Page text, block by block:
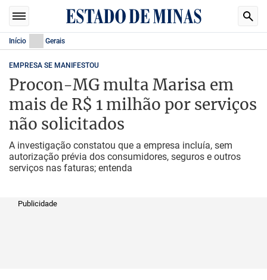
Início Gerais
EMPRESA SE MANIFESTOU
Procon-MG multa Marisa em
mais de R$ 1 milhão por serviços
não solicitados
A investigação constatou que a empresa incluía, sem
autorização prévia dos consumidores, seguros e outros
serviços nas faturas; entenda
Publicidade